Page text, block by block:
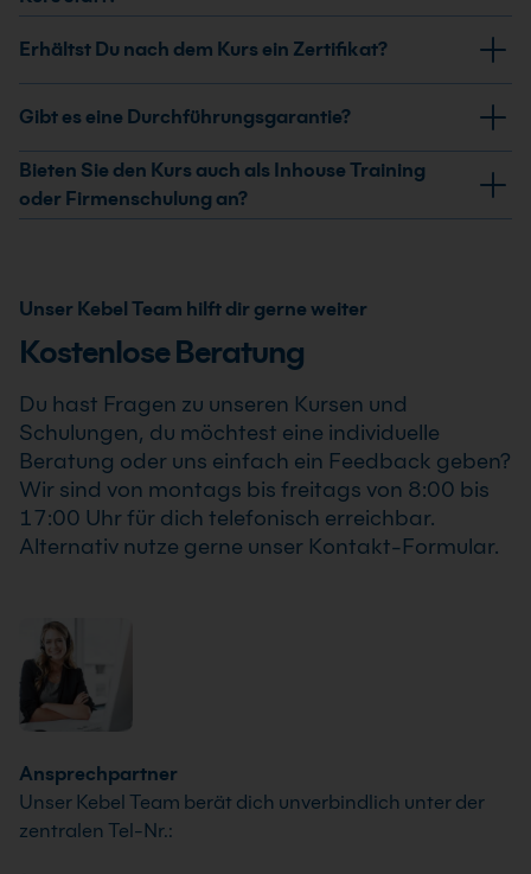
Office-Anwendungen strukturiert auf.
Präsenzseminar in IT-Schulungszentren sowie als
Firmen- oder Inhouse-Schulung für Teams angeboten.
So passt das Seminar zu unterschiedlichen Lern- und
Organisationsformen.
Erhältst Du nach dem Kurs ein Zertifikat?
Grundlagen – Cloud-basiertes Arbeiten Kurs erhältst
Du ein Teilnahmezertifikat. Dieses bestätigt Deine
erweiterten Kenntnisse im professionellen Einsatz von
Microsoft 365 Grundlagen – Cloud-basiertes Arbeiten
Gibt es eine Durchführungsgarantie?
Ja, wir garantieren die Durchführung aller von uns
bestätigten Termine. Der Microsoft 365 Grundlagen –
Cloud-basiertes Arbeiten Kurs findet auch bereits ab
Bieten Sie den Kurs auch als Inhouse Training
oder Firmenschulung an?
als Online-Firmenschulung durchgeführt werden.
Inhalte, Prozesse und Schwerpunkte passen wir
Unternehmens an.
Unser Kebel Team hilft dir gerne weiter
Kostenlose Beratung
Du hast Fragen zu unseren Kursen und
Schulungen, du möchtest eine individuelle
Beratung oder uns einfach ein Feedback geben?
Wir sind von montags bis freitags von 8:00 bis
17:00 Uhr für dich telefonisch erreichbar.
Alternativ nutze gerne unser Kontakt-Formular.
Ansprechpartner
Unser Kebel Team berät dich unverbindlich unter der
zentralen Tel-Nr.: